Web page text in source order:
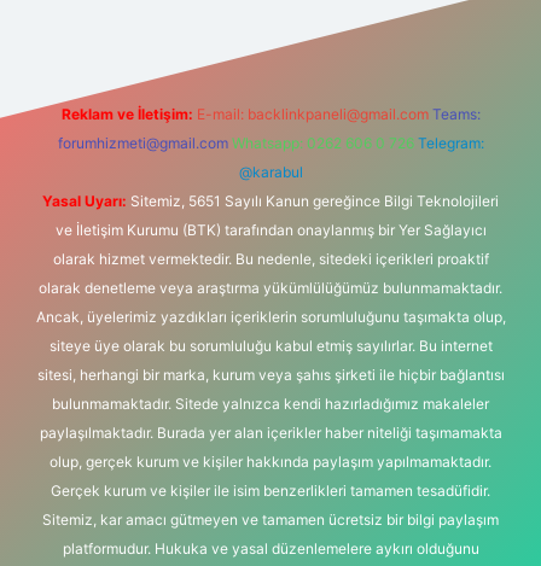
Reklam ve İletişim: E-mail: backlinkpaneli@gmail.com Teams:
forumhizmeti@gmail.com Whatsapp: 0262 606 0 726 Telegram:
@karabul
Yasal Uyarı: Sitemiz, 5651 Sayılı Kanun gereğince Bilgi Teknolojileri
ve İletişim Kurumu (BTK) tarafından onaylanmış bir Yer Sağlayıcı
olarak hizmet vermektedir. Bu nedenle, sitedeki içerikleri proaktif
olarak denetleme veya araştırma yükümlülüğümüz bulunmamaktadır.
Ancak, üyelerimiz yazdıkları içeriklerin sorumluluğunu taşımakta olup,
siteye üye olarak bu sorumluluğu kabul etmiş sayılırlar. Bu internet
sitesi, herhangi bir marka, kurum veya şahıs şirketi ile hiçbir bağlantısı
bulunmamaktadır. Sitede yalnızca kendi hazırladığımız makaleler
paylaşılmaktadır. Burada yer alan içerikler haber niteliği taşımamakta
olup, gerçek kurum ve kişiler hakkında paylaşım yapılmamaktadır.
Gerçek kurum ve kişiler ile isim benzerlikleri tamamen tesadüfidir.
Sitemiz, kar amacı gütmeyen ve tamamen ücretsiz bir bilgi paylaşım
platformudur. Hukuka ve yasal düzenlemelere aykırı olduğunu